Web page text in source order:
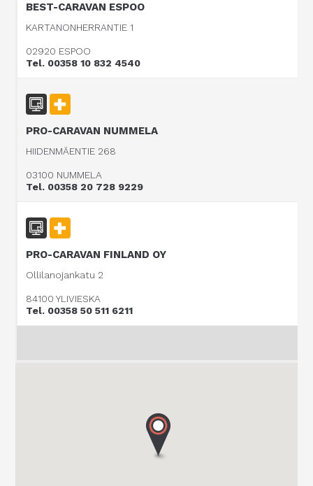
BEST-CARAVAN ESPOO
KARTANONHERRANTIE 1
02920 ESPOO
Tel. 00358 10 832 4540
PRO-CARAVAN NUMMELA
HIIDENMÄENTIE 268
03100 NUMMELA
Tel. 00358 20 728 9229
PRO-CARAVAN FINLAND OY
Ollilanojankatu 2
84100 YLIVIESKA
Tel. 00358 50 511 6211